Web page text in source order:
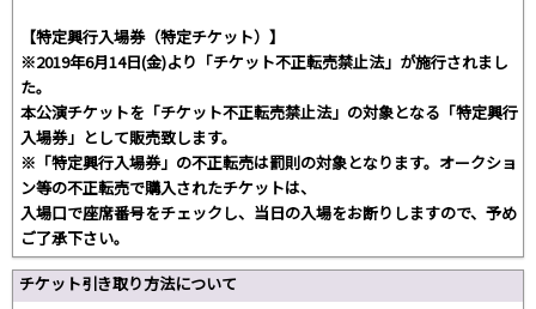
【特定興行入場券（特定チケット）】
※2019年6月14日(金)より「チケット不正転売禁止法」が施行されまし
た。
本公演チケットを「チケット不正転売禁止法」の対象となる「特定興行
入場券」として販売致します。
※「特定興行入場券」の不正転売は罰則の対象となります。オークショ
ン等の不正転売で購入されたチケットは、
入場口で座席番号をチェックし、当日の入場をお断りしますので、予め
ご了承下さい。
チケット引き取り方法について